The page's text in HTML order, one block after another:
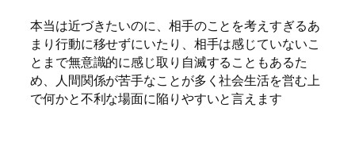
本当は近づきたいのに、相手のことを考えすぎるあ
まり行動に移せずにいたり、相手は感じていないこ
とまで無意識的に感じ取り自滅することもあるた
め、人間関係が苦手なことが多く社会生活を営む上
で何かと不利な場面に陥りやすいと言えます